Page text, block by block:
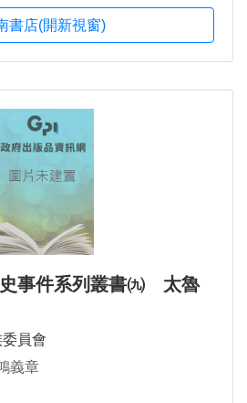
書店(開新視窗)
事件系列叢書㈨ 太魯
員會
義章